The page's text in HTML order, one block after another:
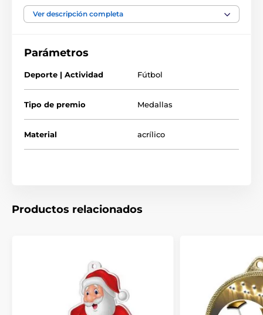
una cinta.
retira muy fácilmente.
Medallas de fútbol
Futbolista & Jugador del Partido
Ver descripción completa
Parámetros
Deporte | Actividad Fútbol
Tipo de premio Medallas
Material acrílico
Productos relacionados